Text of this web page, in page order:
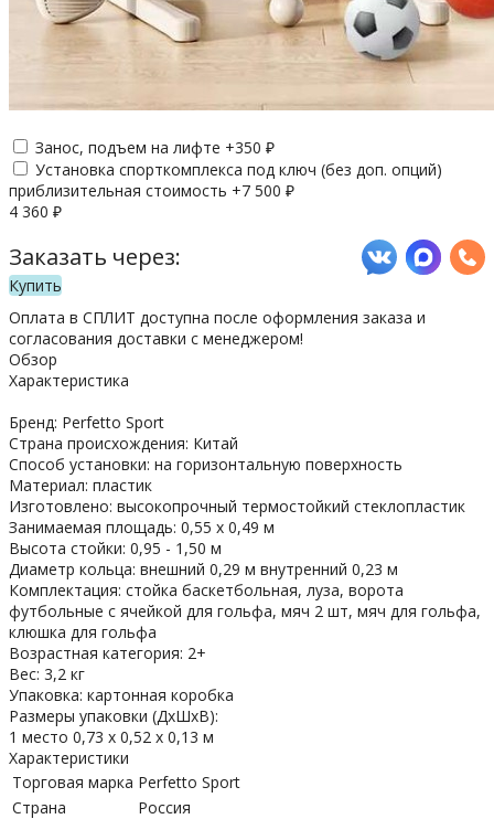
Занос, подъем на лифте +350 ₽
Установка спорткомплекса под ключ (без доп. опций)
приблизительная стоимость +7 500 ₽
4 360 ₽
Заказать через:
Купить
Оплата в СПЛИТ доступна после оформления заказа и
согласования доставки с менеджером!
Обзор
Характеристика
Бренд: Perfetto Sport
Страна происхождения: Китай
Способ установки: на горизонтальную поверхность
Материал: пластик
Изготовлено: высокопрочный термостойкий стеклопластик
Занимаемая площадь: 0,55 х 0,49 м
Высота стойки: 0,95 - 1,50 м
Диаметр кольца: внешний 0,29 м внутренний 0,23 м
Комплектация: стойка баскетбольная, луза, ворота
футбольные с ячейкой для гольфа, мяч 2 шт, мяч для гольфа,
клюшка для гольфа
Возрастная категория: 2+
Вес: 3,2 кг
Упаковка: картонная коробка
Размеры упаковки (ДхШхВ):
1 место 0,73 х 0,52 х 0,13 м
Характеристики
Торговая марка Perfetto Sport
Страна
Россия